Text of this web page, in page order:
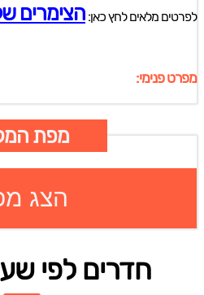
לפרטים מלאים לחץ כאן: הצימרים
מפרט פנימי:
מפת
הצג
חדרים לפי